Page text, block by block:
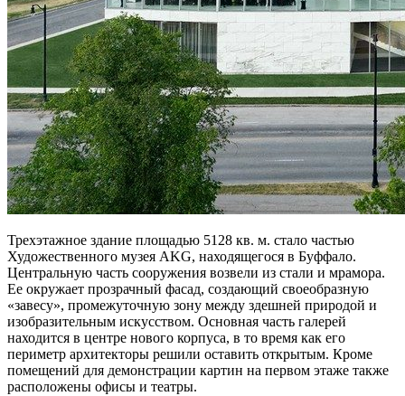
Трехэтажное здание площадью 5128 кв. м. стало частью
Художественного музея AKG, находящегося в Буффало.
Центральную часть сооружения возвели из стали и мрамора.
Ее окружает прозрачный фасад, создающий своеобразную
«завесу», промежуточную зону между здешней природой и
изобразительным искусством. Основная часть галерей
находится в центре нового корпуса, в то время как его
периметр архитекторы решили оставить открытым. Кроме
помещений для демонстрации картин на первом этаже также
расположены офисы и театры.